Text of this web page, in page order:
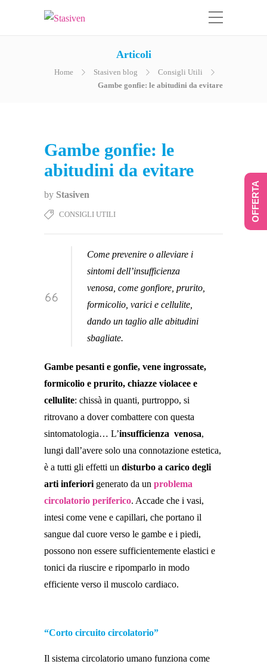
Articoli
Home Stasiven blog
Consigli Utili
Gambe gonfie: le abitudini da evitare
Gambe gonfie: le
abitudini da evitare
by Stasiven
CONSIGLI UTILI
Come prevenire o alleviare i
sintomi dell’insufficienza
venosa, come gonfiore, prurito,
formicolio, varici e cellulite,
dando un taglio alle abitudini
sbagliate.
Gambe pesanti e gonfie, vene ingrossate,
formicolio e prurito, chiazze violacee e
cellulite: chissà in quanti, purtroppo, si
ritrovano a dover combattere con questa
sintomatologia… L’insufficienza venosa,
lungi dall’avere solo una connotazione estetica,
è a tutti gli effetti un disturbo a carico degli
arti inferiori generato da un problema
circolatorio periferico. Accade che i vasi,
intesi come vene e capillari, che portano il
sangue dal cuore verso le gambe e i piedi,
possono non essere sufficientemente elastici e
tonici da riuscire e ripomparlo in modo
efficiente verso il muscolo cardiaco.
“Corto circuito circolatorio”
Il sistema circolatorio umano funziona come
OFFERTA